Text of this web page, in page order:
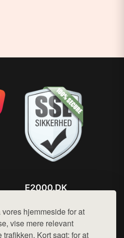
hjemmeside for at
vise mere relevant
Kort sagt: for at
E2000.DK
Mail: hej@want.dk